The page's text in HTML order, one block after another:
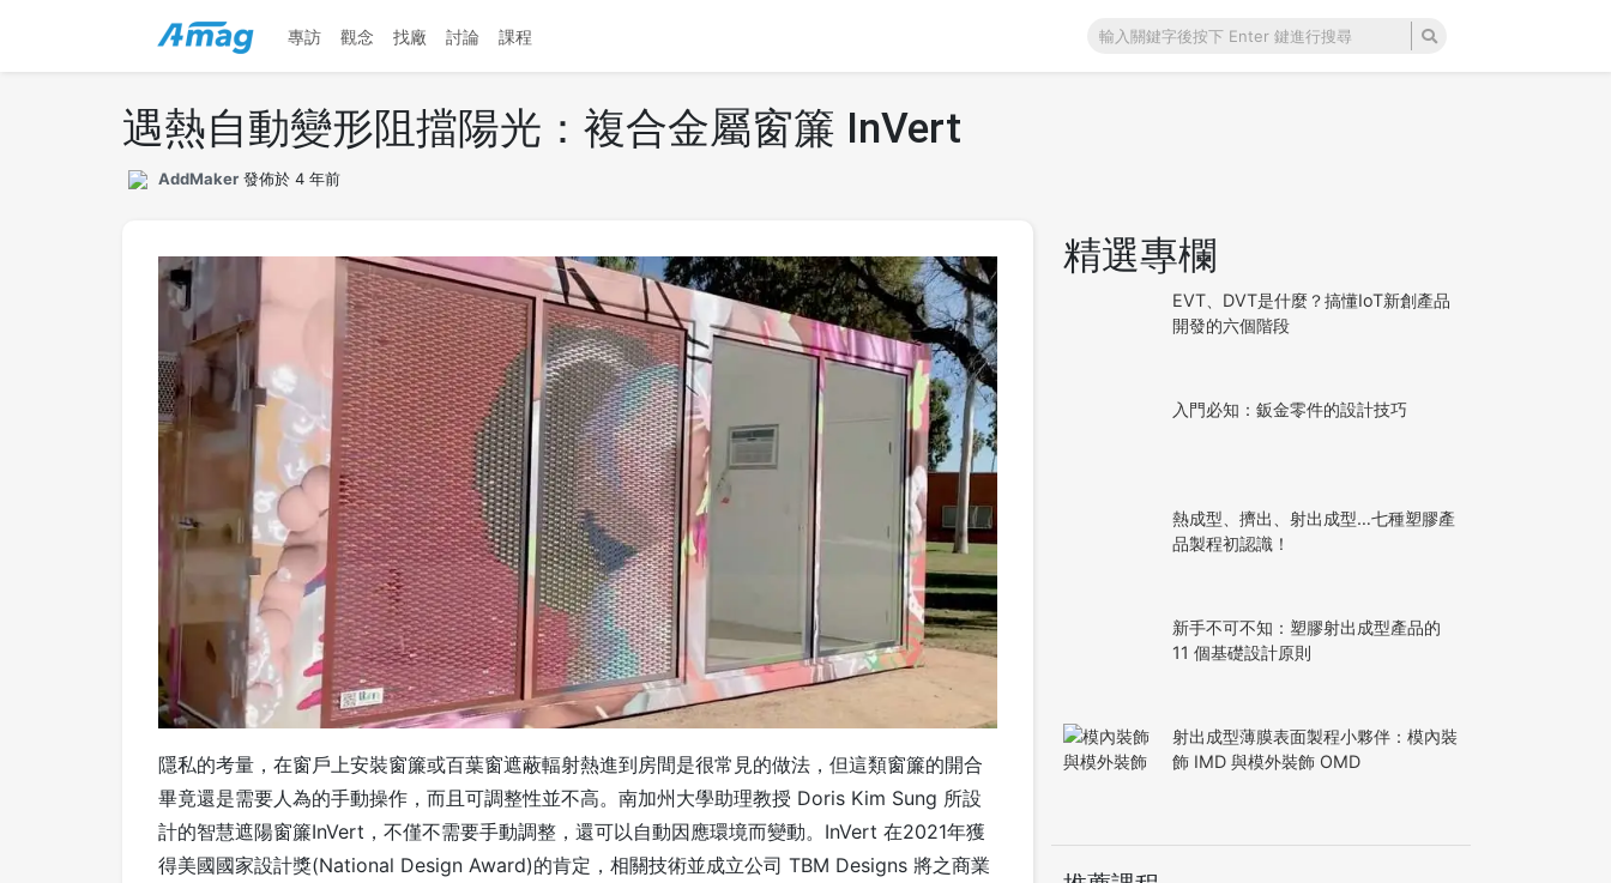
專訪 觀念 找廠 討論 課程
遇熱自動變形阻擋陽光：複合金屬窗簾 InVert
AddMaker 發佈於 4 年前
隱私的考量，在窗戶上安裝窗簾或百葉窗遮蔽輻射熱進到房間是很常見的做法，但這類窗簾的開合
畢竟還是需要人為的手動操作，而且可調整性並不高。南加州大學助理教授 Doris Kim Sung 所設
計的智慧遮陽窗簾InVert，不僅不需要手動調整，還可以自動因應環境而變動。InVert 在2021年獲
得美國國家設計獎(National Design Award)的肯定，相關技術並成立公司 TBM Designs 將之商業
精選專欄
EVT、DVT是什麼？搞懂IoT新創產品
開發的六個階段
入門必知：鈑金零件的設計技巧
熱成型、擠出、射出成型…七種塑膠產
品製程初認識！
新手不可不知：塑膠射出成型產品的
11 個基礎設計原則
射出成型薄膜表面製程小夥伴：模內裝
飾 IMD 與模外裝飾 OMD